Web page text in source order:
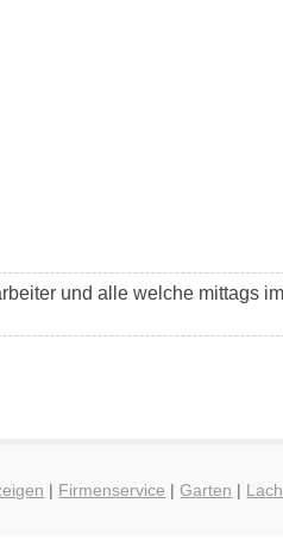
und alle welche mittags
| Firmenservice |Garten |